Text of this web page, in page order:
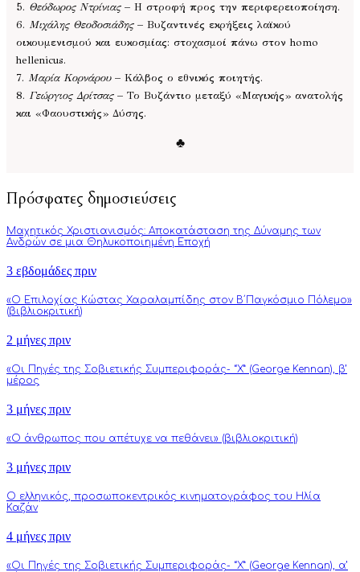
5. Θεόδωρος Ντρίνιας– Η στροφή προς την περιφερειοποίηση.
6. Μιχάλης Θεοδοσιάδης– Βυζαντινές εκρήξεις λαϊκού
οικουμενισμού και ευκοσμίας: στοχασμοί πάνω στον homo
hellenicus.
7. Μαρία Κορνάρου– Κάλβος ο εθνικός ποιητής.
8. Γεώργιος Δρίτσας– Το Βυζάντιο μεταξύ «Μαγικής» ανατολής
και «Φαουστικής» Δύσης.
♣
Πρόσφατες δημοσιεύσεις
Μαχητικός Χριστιανισμός: Αποκατάσταση της Δύναμης των
Ανδρών σε μια Θηλυκοποιημένη Εποχή
3 εβδομάδες πριν
«Ο Επιλοχίας Κώστας Χαραλαμπίδης στον Β΄Παγκόσμιο Πόλεμο»
(βιβλιοκριτική)
2 μήνες πριν
«Οι Πηγές της Σοβιετικής Συμπεριφοράς- “Χ” (George Kennan), β’
μέρος
3 μήνες πριν
«Ο άνθρωπος που απέτυχε να πεθάνει» (βιβλιοκριτική)
3 μήνες πριν
Ο ελληνικός, προσωποκεντρικός κινηματογράφος του Ηλία
Καζάν
4 μήνες πριν
«Οι Πηγές της Σοβιετικής Συμπεριφοράς- “Χ” (George Kennan), α’